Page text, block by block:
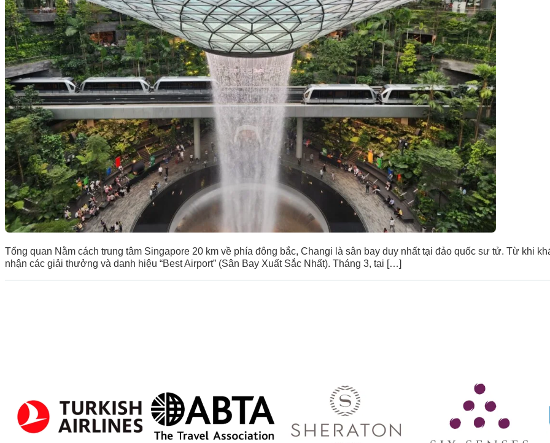
Tổng quan Nằm cách trung tâm Singapore 20 km về phía đông bắc, Changi là sân bay duy nhất tại đảo quốc sư tử. Từ khi
nhận các giải thưởng và danh hiệu “Best Airport” (Sân Bay Xuất Sắc Nhất). Tháng 3, tại […]